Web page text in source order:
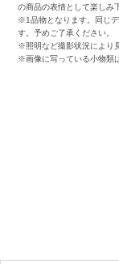
の商品の表情として楽しみ
※1品物となります。同じ
す。予めご了承ください。
※照明など撮影状況により
※画像に写っている小物類